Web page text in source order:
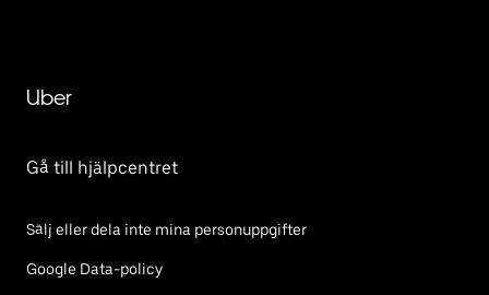
Uber
Gå till hjälpcentret
Sälj eller dela inte mina personuppgifter
Google Data-policy